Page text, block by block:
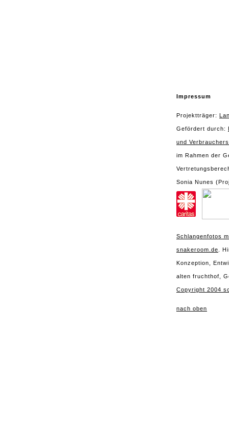
Impressum
Projektträger:
Gefördert durch:
und
im Rahmen der
Sonia Nunes
Schlangenfotos
snakeroom.de .
Konzeption,
alten fruchthof,
Copyright 2004
nach oben